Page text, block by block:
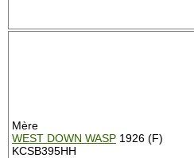
Mère
WEST DOWN WASP 1926 (F)
KCSB395HH